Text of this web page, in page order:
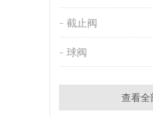
截止阀
球阀
查看全